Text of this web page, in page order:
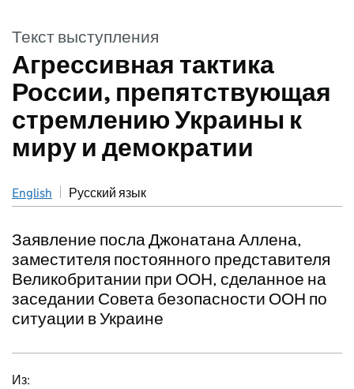
Текст выступления
Агрессивная тактика
России, препятствующая
стремлению Украины к
миру и демократии
English Русский язык
Заявление посла Джонатана Аллена,
заместителя постоянного представителя
Великобритании при ООН, сделанное на
заседании Совета безопасности ООН по
ситуации в Украине
Из: